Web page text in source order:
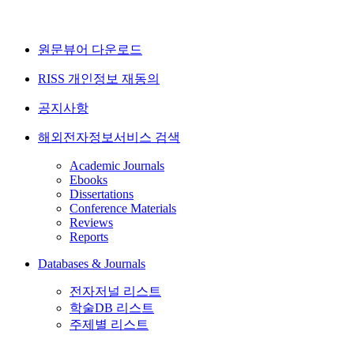
원문뷰어 다운로드
RISS 개인정보 재동의
공지사항
해외전자정보서비스 검색
Academic Journals
Ebooks
Dissertations
Conference Materials
Reviews
Reports
Databases & Journals
전자저널 리스트
학술DB 리스트
주제별 리스트